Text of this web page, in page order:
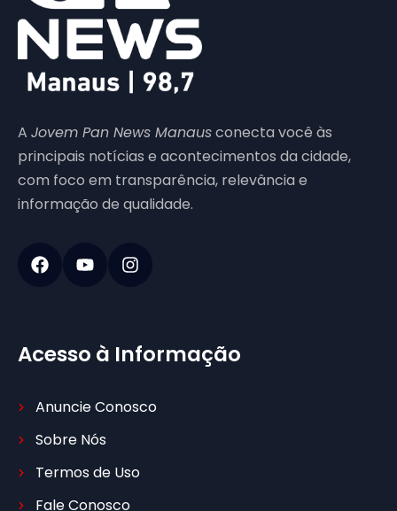
A Jovem Pan News Manausconecta você às
principais notícias e acontecimentos da cidade,
com foco em transparência, relevância e
informação de qualidade.
Acesso à Informação
Anuncie Conosco
Sobre Nós
Termos de Uso
Fale Conosco